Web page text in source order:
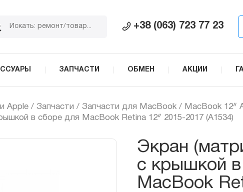
+38 (063) 723 77 23
ЗАПЧАСТИ ОБМЕН АКЦИИ
Apple / Запчасти / Запчасти для MacBook / МacBook 12ᐥ
в сборе для MacBook Retina 12ᐥ 2015-2017 (A1534)
Экран
с крышкой
MacBook